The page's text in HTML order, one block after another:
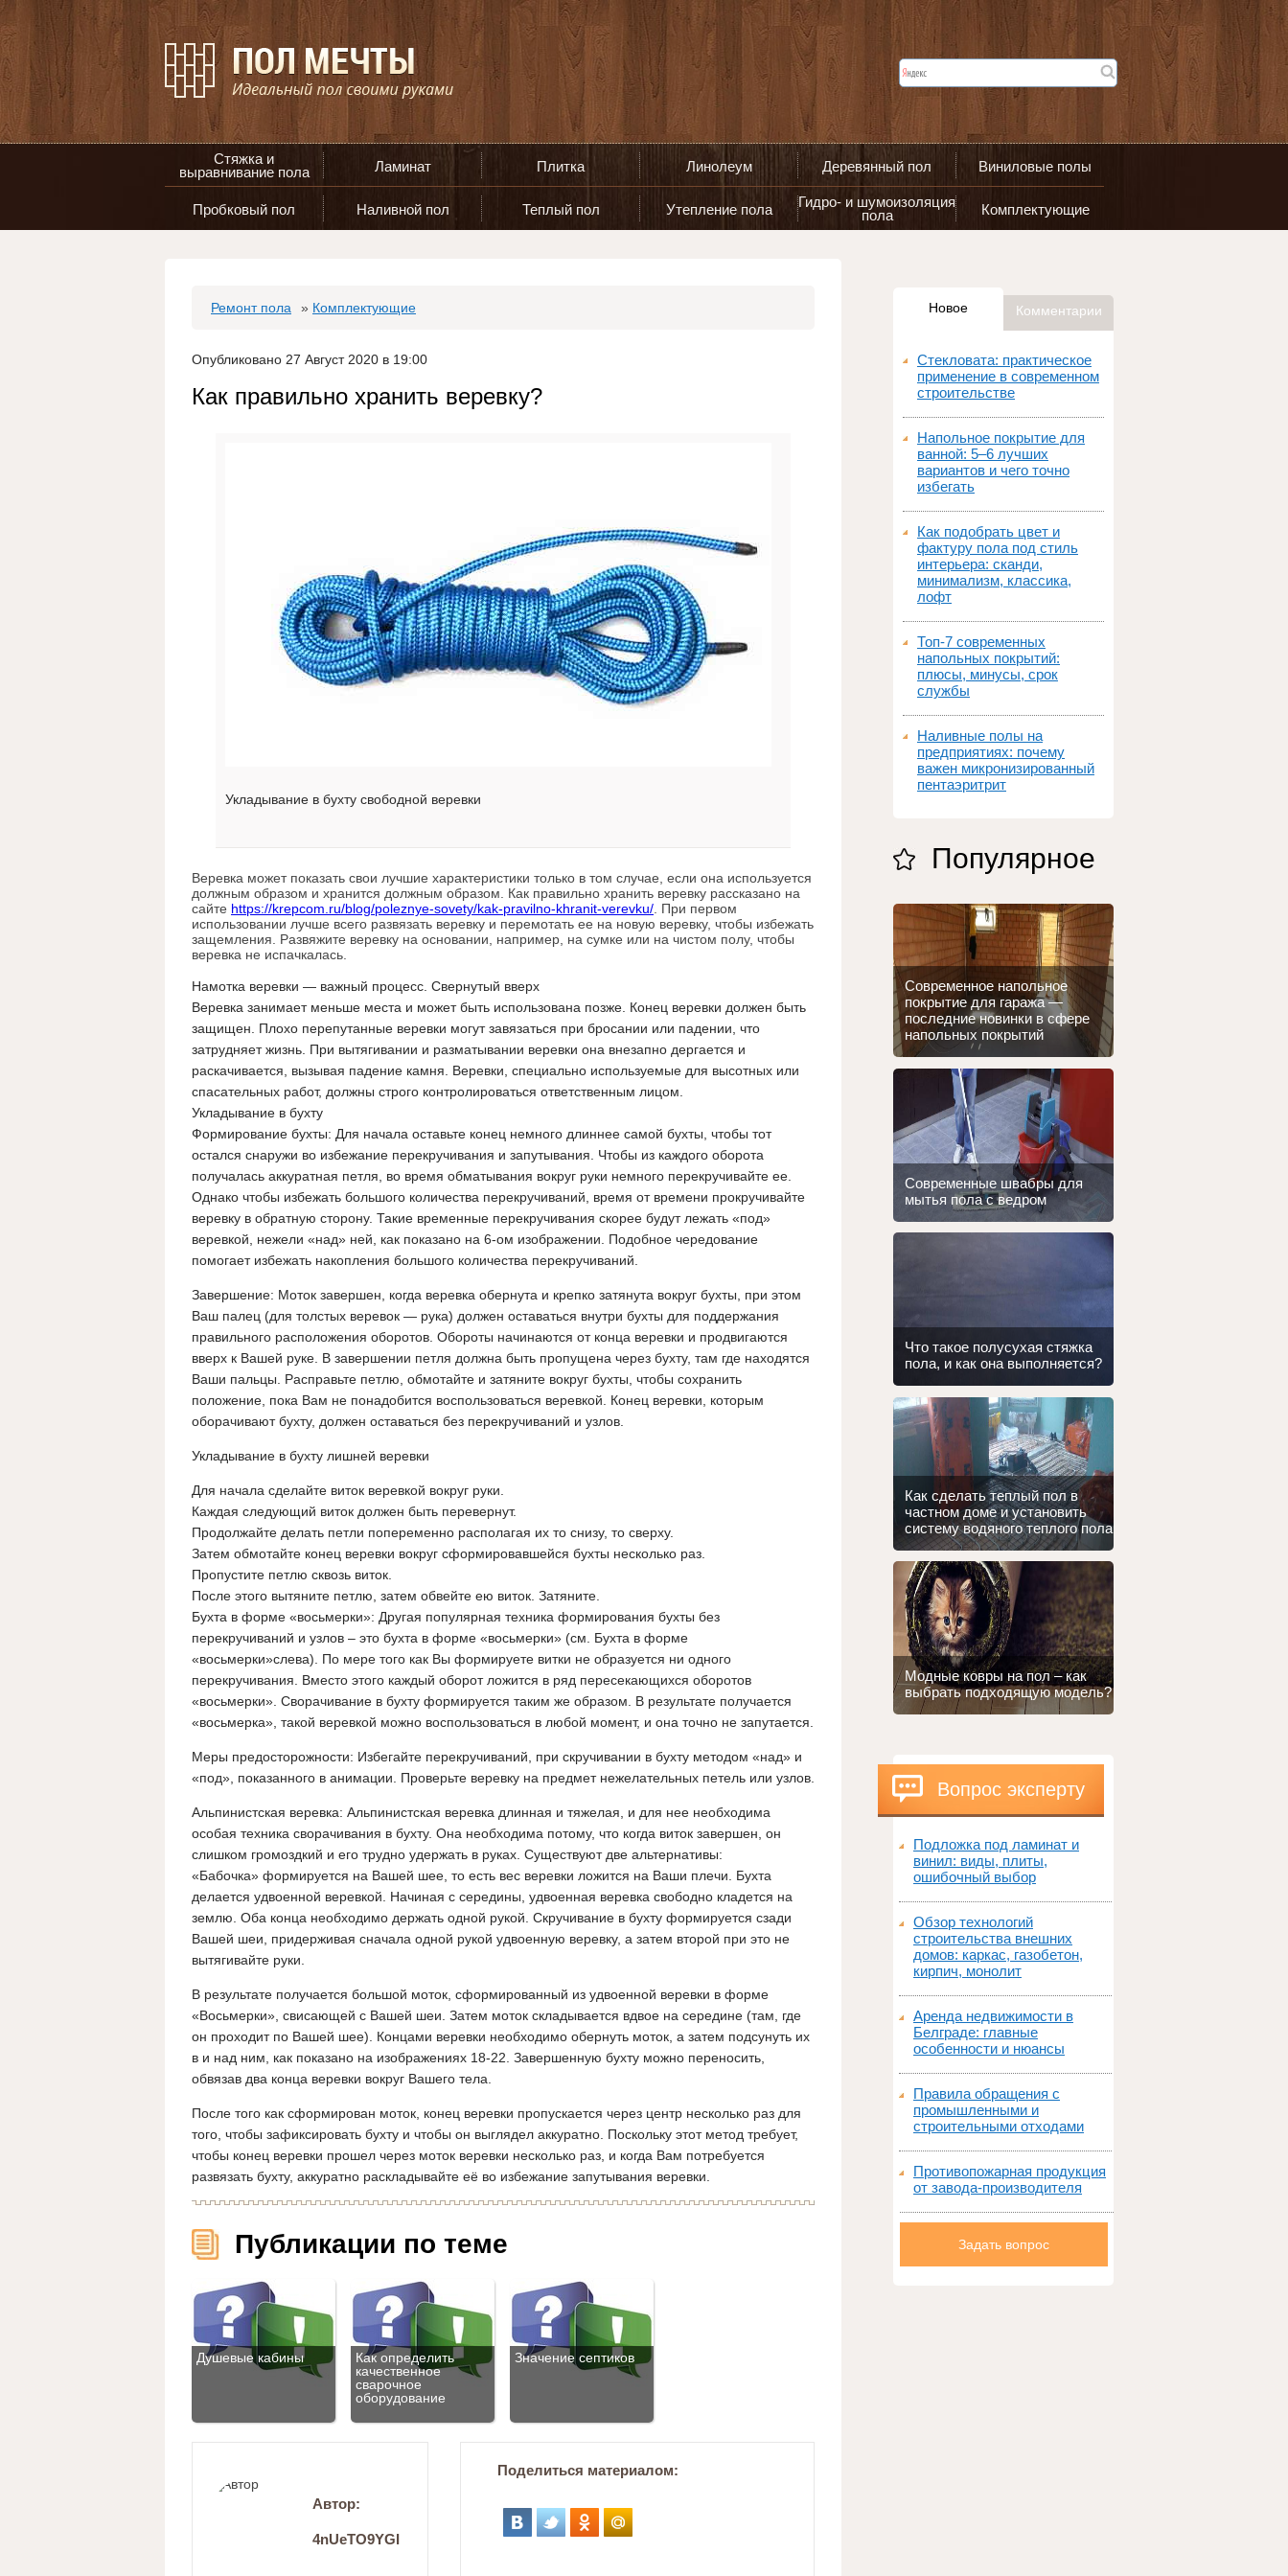
Стяжка и
выравнивание пола
Ламинат Плитка Линолеум Деревянный пол Виниловые полы
Пробковый пол Наливной пол Теплый пол Утепление пола
Гидро- и шумоизоляция
пола
Комплектующие
Ремонт пола » Комплектующие
Опубликовано 27 Август 2020 в 19:00
Как правильно хранить веревку?
Укладывание в бухту свободной веревки
Веревка может показать свои лучшие характеристики только в том случае, если она используется
должным образом и хранится должным образом. Как правильно хранить веревку рассказано на
сайте https://krepcom.ru/blog/poleznye-sovety/kak-pravilno-khranit-verevku/ . При первом
использовании лучше всего развязать веревку и перемотать ее на новую веревку, чтобы избежать
защемления. Развяжите веревку на основании, например, на сумке или на чистом полу, чтобы
веревка не испачкалась.
Намотка веревки — важный процесс. Свернутый вверх
Веревка занимает меньше места и может быть использована позже. Конец веревки должен быть
защищен. Плохо перепутанные веревки могут завязаться при бросании или падении, что
затрудняет жизнь. При вытягивании и разматывании веревки она внезапно дергается и
раскачивается, вызывая падение камня. Веревки, специально используемые для высотных или
спасательных работ, должны строго контролироваться ответственным лицом.
Укладывание в бухту
Формирование бухты: Для начала оставьте конец немного длиннее самой бухты, чтобы тот
остался снаружи во избежание перекручивания и запутывания. Чтобы из каждого оборота
получалась аккуратная петля, во время обматывания вокруг руки немного перекручивайте ее.
Однако чтобы избежать большого количества перекручиваний, время от времени прокручивайте
веревку в обратную сторону. Такие временные перекручивания скорее будут лежать «под»
веревкой, нежели «над» ней, как показано на 6-ом изображении. Подобное чередование
помогает избежать накопления большого количества перекручиваний.
Завершение: Моток завершен, когда веревка обернута и крепко затянута вокруг бухты, при этом
Ваш палец (для толстых веревок — рука) должен оставаться внутри бухты для поддержания
правильного расположения оборотов. Обороты начинаются от конца веревки и продвигаются
вверх к Вашей руке. В завершении петля должна быть пропущена через бухту, там где находятся
Ваши пальцы. Расправьте петлю, обмотайте и затяните вокруг бухты, чтобы сохранить
положение, пока Вам не понадобится воспользоваться веревкой. Конец веревки, которым
оборачивают бухту, должен оставаться без перекручиваний и узлов.
Укладывание в бухту лишней веревки
Для начала сделайте виток веревкой вокруг руки.
Каждая следующий виток должен быть перевернут.
Продолжайте делать петли попеременно располагая их то снизу, то сверху.
Затем обмотайте конец веревки вокруг сформировавшейся бухты несколько раз.
Пропустите петлю сквозь виток.
После этого вытяните петлю, затем обвейте ею виток. Затяните.
Бухта в форме «восьмерки»: Другая популярная техника формирования бухты без
перекручиваний и узлов – это бухта в форме «восьмерки» (см. Бухта в форме
«восьмерки»слева). По мере того как Вы формируете витки не образуется ни одного
перекручивания. Вместо этого каждый оборот ложится в ряд пересекающихся оборотов
«восьмерки». Сворачивание в бухту формируется таким же образом. В результате получается
«восьмерка», такой веревкой можно воспользоваться в любой момент, и она точно не запутается.
Меры предосторожности: Избегайте перекручиваний, при скручивании в бухту методом «над» и
«под», показанного в анимации. Проверьте веревку на предмет нежелательных петель или узлов.
Альпинистская веревка: Альпинистская веревка длинная и тяжелая, и для нее необходима
особая техника сворачивания в бухту. Она необходима потому, что когда виток завершен, он
слишком громоздкий и его трудно удержать в руках. Существуют две альтернативы:
«Бабочка» формируется на Вашей шее, то есть вес веревки ложится на Ваши плечи. Бухта
делается удвоенной веревкой. Начиная с середины, удвоенная веревка свободно кладется на
землю. Оба конца необходимо держать одной рукой. Скручивание в бухту формируется сзади
Вашей шеи, придерживая сначала одной рукой удвоенную веревку, а затем второй при это не
вытягивайте руки.
В результате получается большой моток, сформированный из удвоенной веревки в форме
«Восьмерки», свисающей с Вашей шеи. Затем моток складывается вдвое на середине (там, где
он проходит по Вашей шее). Концами веревки необходимо обернуть моток, а затем подсунуть их
в и над ним, как показано на изображениях 18-22. Завершенную бухту можно переносить,
обвязав два конца веревки вокруг Вашего тела.
После того как сформирован моток, конец веревки пропускается через центр несколько раз для
того, чтобы зафиксировать бухту и чтобы он выглядел аккуратно. Поскольку этот метод требует,
чтобы конец веревки прошел через моток веревки несколько раз, и когда Вам потребуется
развязать бухту, аккуратно раскладывайте её во избежание запутывания веревки.
Публикации по теме
Душевые кабины
Как определить
качественное
сварочное
оборудование
Значение септиков
Автор:
4nUeTO9YGI
Поделиться материалом:
Новое Комментарии
Стекловата: практическое
применение в современном
строительстве
Напольное покрытие для
ванной: 5–6 лучших
вариантов и чего точно
избегать
Как подобрать цвет и
фактуру пола под стиль
интерьера: сканди,
минимализм, классика,
лофт
Топ‑7 современных
напольных покрытий:
плюсы, минусы, срок
службы
Наливные полы на
предприятиях: почему
важен микронизированный
пентаэритрит
Популярное
Современное напольное
покрытие для гаража —
последние новинки в сфере
напольных покрытий
Современные швабры для
мытья пола с ведром
Что такое полусухая стяжка
пола, и как она выполняется?
Как сделать теплый пол в
частном доме и установить
систему водяного теплого пола
Модные ковры на пол – как
выбрать подходящую модель?
Вопрос эксперту
Подложка под ламинат и
винил: виды, плиты,
ошибочный выбор
Обзор технологий
строительства внешних
домов: каркас, газобетон,
кирпич, монолит
Аренда недвижимости в
Белграде: главные
особенности и нюансы
Правила обращения с
промышленными и
строительными отходами
Противопожарная продукция
от завода-производителя
Задать вопрос